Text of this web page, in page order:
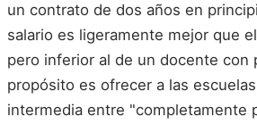
un contrato de dos años en
salario es ligeramente mejor que
pero inferior al de un docente con
propósito es ofrecer a las
intermedia entre "completamente